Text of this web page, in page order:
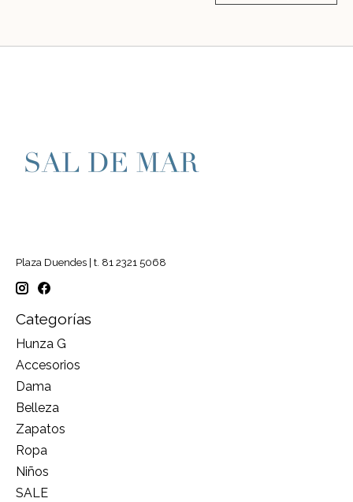
Plaza Duendes | t. 81 2321 5068
Categorías
Hunza G
Accesorios
Dama
Belleza
Zapatos
Ropa
Niños
SALE